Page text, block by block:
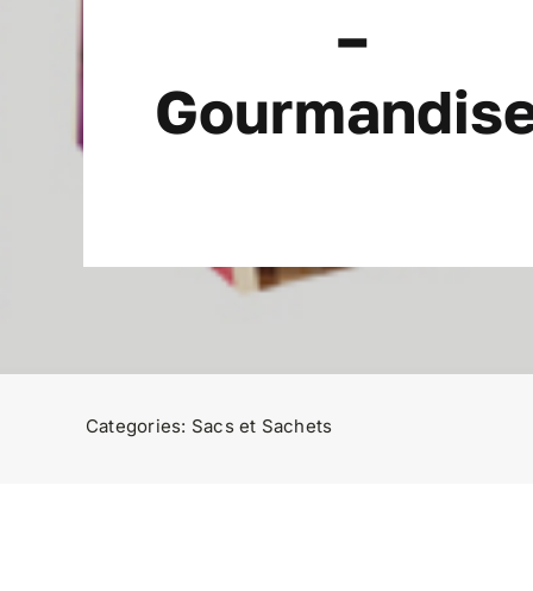
–
Categories: Sacs et Sachets